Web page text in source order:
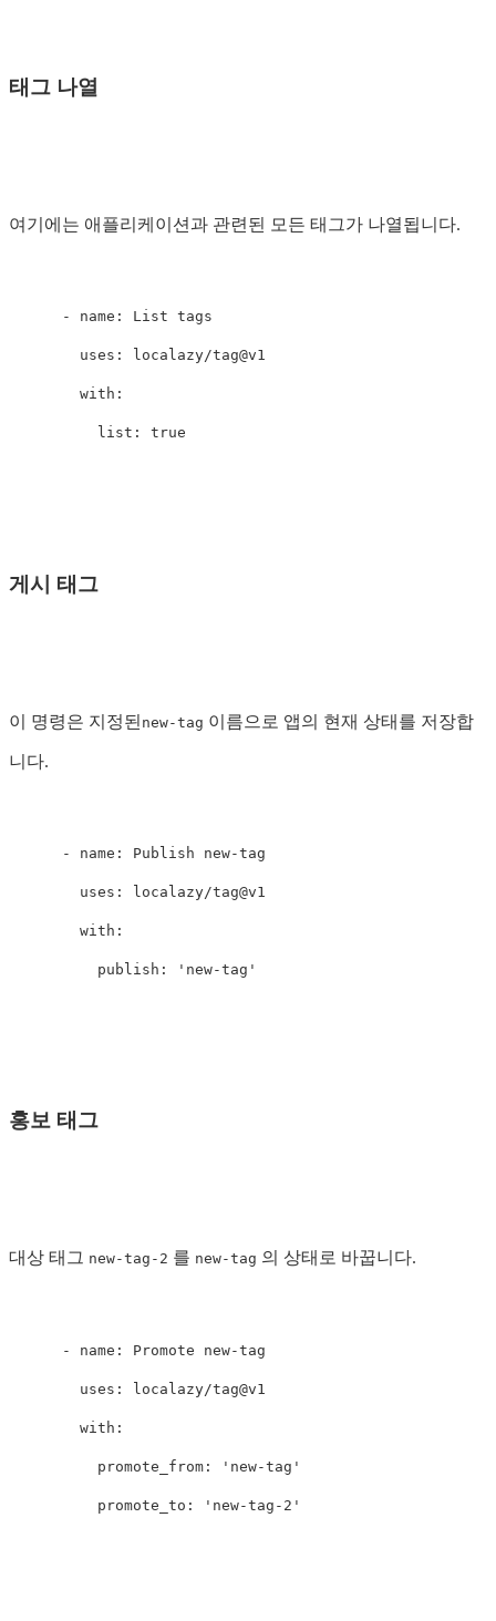
태그 나열
여기에는 애플리케이션과 관련된 모든 태그가 나열됩니다.
- name : List tags
uses : localazy/tag@v1
with :
list : true
게시 태그
이 명령은 지정된 new-tag 이름으로 앱의 현재 상태를 저장합
니다.
- name : Publish new-tag
uses : localazy/tag@v1
with :
publish : ' new-tag'
홍보 태그
대상 태그 new-tag-2 를 new-tag 의 상태로 바꿉니다.
- name : Promote new-tag
uses : localazy/tag@v1
with :
promote_from : ' new-tag'
promote_to : ' new-tag-2'